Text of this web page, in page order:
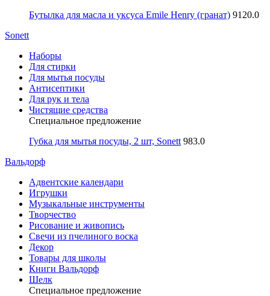
Бутылка для масла и уксуса Emile Henry (гранат) 9120.0
Sonett
Наборы
Для стирки
Для мытья посуды
Антисептики
Для рук и тела
Чистящие средства
Специальное предложение
Губка для мытья посуды, 2 шт, Sonett 983.0
Вальдорф
Адвентские календари
Игрушки
Музыкальные инструменты
Творчество
Рисование и живопись
Свечи из пчелиного воска
Декор
Товары для школы
Книги Вальдорф
Шелк
Специальное предложение